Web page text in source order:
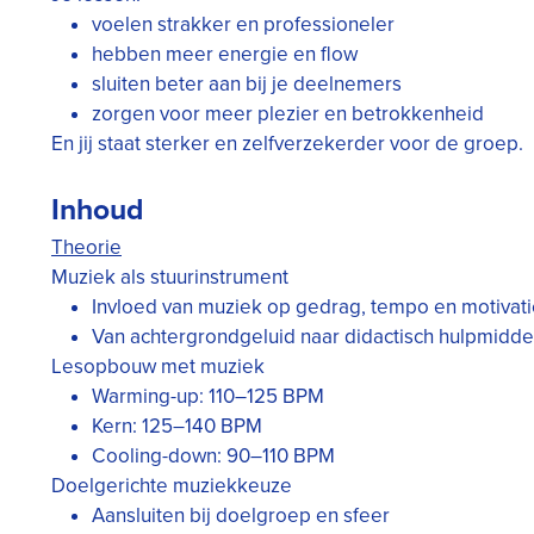
voelen strakker en professioneler
hebben meer energie en flow
sluiten beter aan bij je deelnemers
zorgen voor meer plezier en betrokkenheid
En jij staat sterker en zelfverzekerder voor de groep.
Inhoud
Theorie
Muziek als stuurinstrument
Invloed van muziek op gedrag, tempo en
Van achtergrondgeluid naar didactisch
Lesopbouw met muziek
Warming-up: 110–125 BPM
Kern: 125–140 BPM
Cooling-down: 90–110 BPM
Doelgerichte muziekkeuze
Aansluiten bij doelgroep en sfeer